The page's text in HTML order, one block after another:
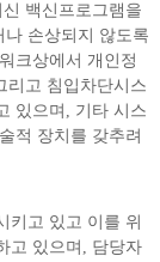
백신프로그램을
손상되지 않도록
크상에서 개인정
리고 침입차단시스
있으며, 기타 시스
적 장치를 갖추려
키고 있고 이를 위
고 있으며, 담당자